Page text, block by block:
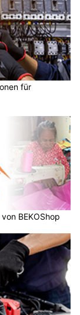
für
BEKOShop